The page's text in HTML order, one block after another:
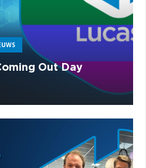
Out Day